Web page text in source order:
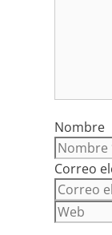
Nombre
Correo